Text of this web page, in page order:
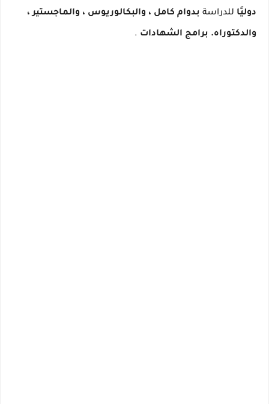
دوليًا للدراسة بدوام كامل ، والبكالوريوس ، والماجستير ،
والدكتوراه. برامج الشهادات .